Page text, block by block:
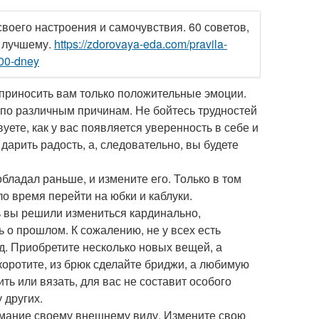
настроения и самочувствия. 60 советов,
https://zdorovaya-eda.com/pravila-
dney
вам только положительные эмоции.
различным причинам. Не бойтесь трудностей
как у вас появляется уверенность в себе и
радость, а, следовательно, вы будете
раньше, и измените его. Только в том
время перейти на юбки и каблуки.
решили измениться кардинально,
о прошлом. К сожалению, не у всех есть
Приобретите несколько новых вещей, а
из брюк сделайте бриджи, а любимую
или вязать, для вас не составит особого
своему внешнему виду. Измените свою